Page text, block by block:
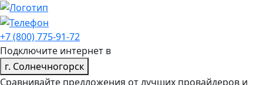
+7 (800) 775-91-72
Подключите интернет в
г. Солнечногорск
Сравнивайте предложения от лучших провайдеров и